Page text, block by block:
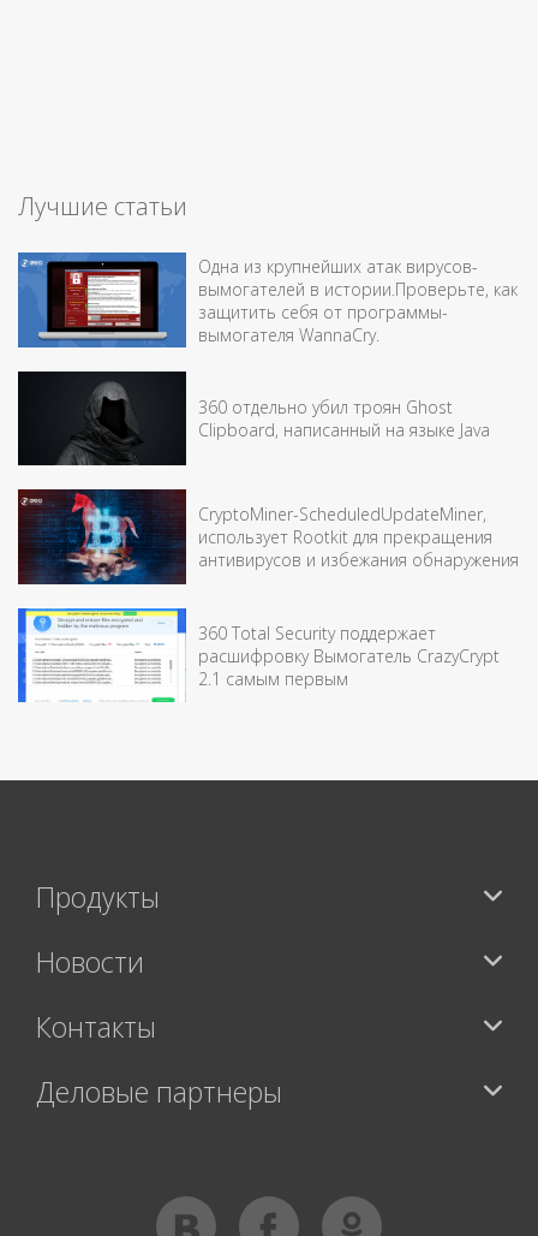
Лучшие статьи
Одна из крупнейших атак вирусов-
вымогателей в истории.Проверьте, как
защитить себя от программы-
вымогателя WannaCry.
360 отдельно убил троян Ghost
Clipboard, написанный на языке Java
CryptoMiner-ScheduledUpdateMiner,
использует Rootkit для прекращения
антивирусов и избежания обнаружения
360 Total Security поддержает
расшифровку Вымогатель CrazyCrypt
2.1 самым первым
Продукты
Новости
Контакты
Деловые партнеры